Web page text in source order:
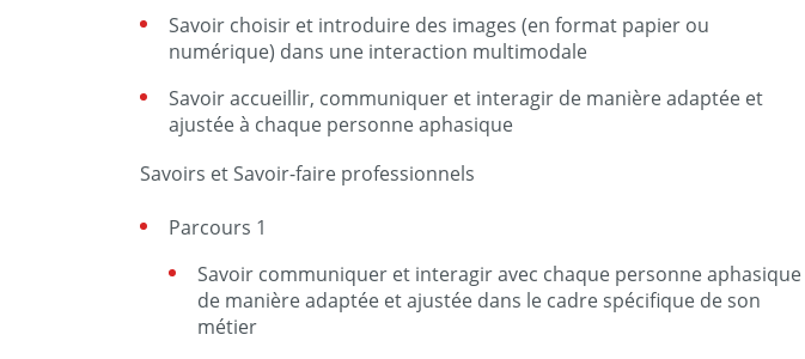
Savoir choisir et introduire des images (en format papier ou
numérique) dans une interaction multimodale
Savoir accueillir, communiquer et interagir de manière adaptée et
ajustée à chaque personne aphasique
Savoirs et Savoir-faire professionnels
Parcours 1
Savoir communiquer et interagir avec chaque personne aphasique
de manière adaptée et ajustée dans le cadre spécifique de son
métier